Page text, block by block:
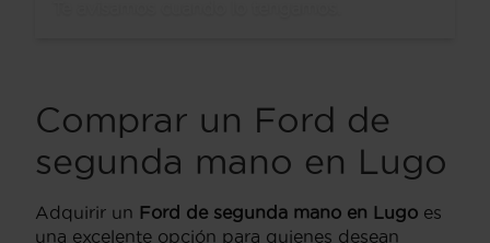
Comprar un Ford de
segunda mano en Lugo
Adquirir un Ford de segunda mano en Lugo es
una excelente opción para quienes desean